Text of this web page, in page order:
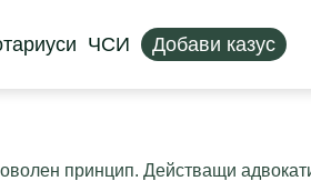
ЧСИ Добави казус
принцип. Действащи